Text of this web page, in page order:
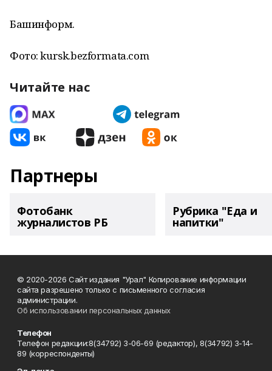
Башинформ.
Фото: kursk.bezformata.com
Читайте нас
Партнеры
Фотобанк
журналистов РБ
Рубрика "Еда и
напитки"
© 2020-2026 Сайт издания "Урал" Копирование информации
сайта разрешено только с письменного согласия
администрации.
Об использовании персональных данных
Телефон
Телефон редакции:8(34792) 3-06-69 (редактор), 8(34792) 3-14-
89 (корреспонденты)